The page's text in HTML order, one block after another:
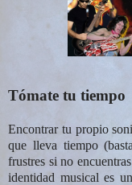
Tómate tu tiempo
Encontrar tu propio
que lleva tiempo
frustres si no
identidad musical es